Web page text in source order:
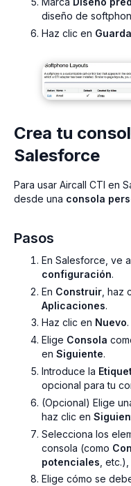
diseño de
Haz clic en
Crea tu
Salesforce
Para usar Aircall CTI en
desde una consola
Pasos
En Salesforce, ve a
configuración.
En Construir , haz
Aplicaciones.
Haz clic en Nuevo.
Elige Consola
en Siguiente.
Introduce la
opcional para tu
(Opcional) Elige
haz clic en
Selecciona los
consola (como
potenciales ,
Elige cómo se